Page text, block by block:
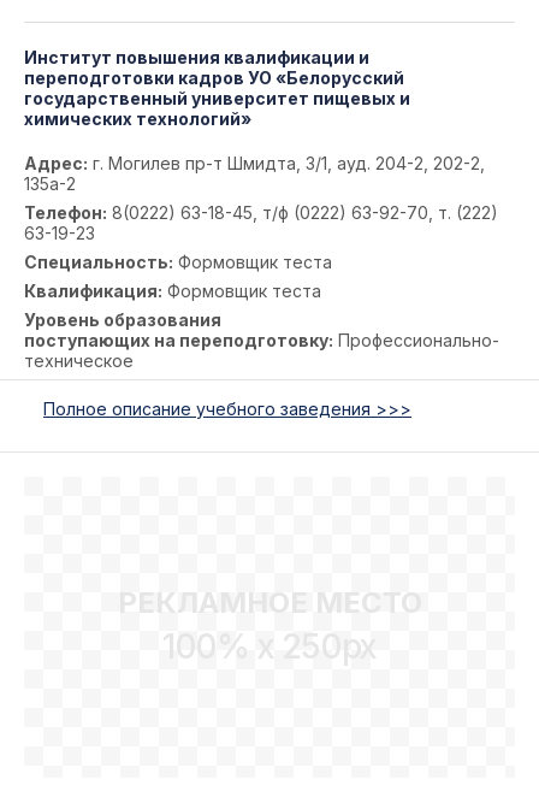
Институт повышения квалификации и
переподготовки кадров УО «Белорусский
государственный университет пищевых и
химических технологий»
Адрес: г. Могилев пр-т Шмидта, 3/1, ауд. 204-2, 202-2,
135а-2
Телефон: 8(0222) 63-18-45, т/ф (0222) 63-92-70, т. (222)
63-19-23
Специальность: Формовщик теста
Квалификация: Формовщик теста
Уровень образования
поступающих на переподготовку: Профессионально-
техническое
Полное описание учебного заведения >>>
РЕКЛАМНОЕ МЕСТО
100% x 250px